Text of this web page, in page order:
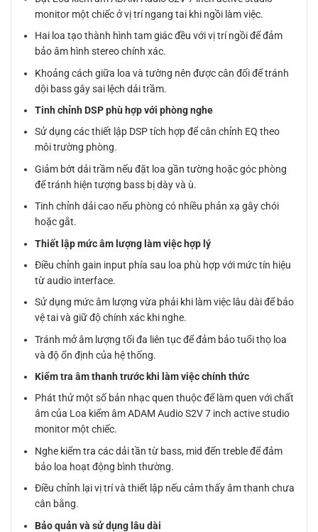
monitor một chiếc ở vị trí ngang tai khi ngồi làm việc.
Hai loa tạo thành hình tam giác đều với vị trí ngồi để đảm
bảo âm hình stereo chính xác.
Khoảng cách giữa loa và tường nên được cân đối để tránh
dội bass gây sai lệch dải trầm.
Tinh chỉnh DSP phù hợp với phòng nghe
Sử dụng các thiết lập DSP tích hợp để cân chỉnh EQ theo
môi trường phòng.
Giảm bớt dải trầm nếu đặt loa gần tường hoặc góc phòng
để tránh hiện tượng bass bị dày và ù.
Tinh chỉnh dải cao nếu phòng có nhiều phản xạ gây chói
hoặc gắt.
Thiết lập mức âm lượng làm việc hợp lý
Điều chỉnh gain input phía sau loa phù hợp với mức tín hiệu
từ audio interface.
Sử dụng mức âm lượng vừa phải khi làm việc lâu dài để bảo
vệ tai và giữ độ chính xác khi nghe.
Tránh mở âm lượng tối đa liên tục để đảm bảo tuổi thọ loa
và độ ổn định của hệ thống.
Kiểm tra âm thanh trước khi làm việc chính thức
Phát thử một số bản nhạc quen thuộc để làm quen với chất
âm của Loa kiểm âm ADAM Audio S2V 7 inch active studio
monitor một chiếc.
Nghe kiểm tra các dải tần từ bass, mid đến treble để đảm
bảo loa hoạt động bình thường.
Điều chỉnh lại vị trí và thiết lập nếu cảm thấy âm thanh chưa
cân bằng.
Bảo quản và sử dụng lâu dài